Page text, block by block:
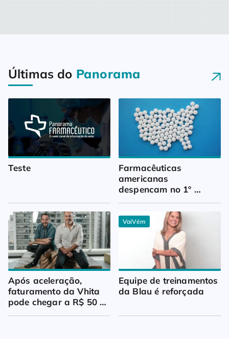
Últimas do Panorama
Teste
Farmacêuticas
americanas
despencam no 1º
Após aceleração,
faturamento da Vhita
pode chegar a R$ 50
milhões
VaiVém
Equipe de treinamentos
da Blau é reforçada